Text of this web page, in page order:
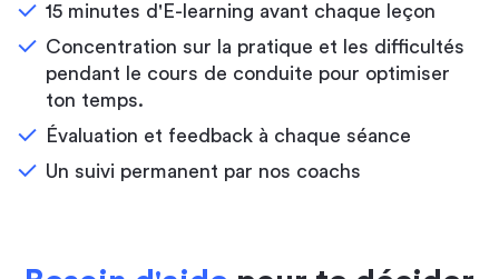
15 minutes d'E-learning avant chaque leçon
Concentration sur la pratique et les difficultés
pendant le cours de conduite pour optimiser
ton temps.
Évaluation et feedback à chaque séance
Un suivi permanent par nos coachs